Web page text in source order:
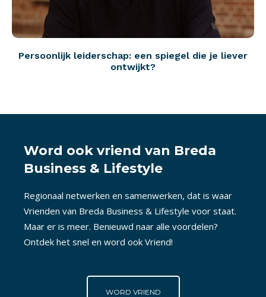
Persoonlijk leiderschap: een spiegel die je liever
ontwijkt?
Word ook vriend van Breda
Business & Lifestyle
Regionaal netwerken en samenwerken, dat is waar
Vrienden van Breda Business & Lifestyle voor staat.
Maar er is meer. Benieuwd naar alle voordelen?
Ontdek het snel en word ook Vriend!
WORD VRIEND